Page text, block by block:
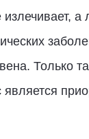
излечивает,
Только
является